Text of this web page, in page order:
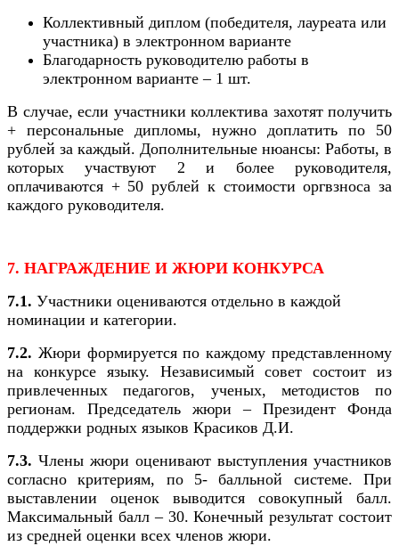
Коллективный диплом (победителя, лауреата или
участника) в электронном варианте
Благодарность руководителю работы в
электронном варианте – 1 шт.
В случае, если участники коллектива захотят получить
+ персональные дипломы, нужно доплатить по 50
рублей за каждый. Дополнительные нюансы: Работы, в
которых участвуют 2 и более руководителя,
оплачиваются + 50 рублей к стоимости оргвзноса за
каждого руководителя.
7. НАГРАЖДЕНИЕ И ЖЮРИ КОНКУРСА
7.1. Участники оцениваются отдельно в каждой
номинации и категории.
7.2. Жюри формируется по каждому представленному
на конкурсе языку. Независимый совет состоит из
привлеченных педагогов, ученых, методистов по
регионам. Председатель жюри – Президент Фонда
поддержки родных языков Красиков Д.И.
7.3. Члены жюри оценивают выступления участников
согласно критериям, по 5- балльной системе. При
выставлении оценок выводится совокупный балл.
Максимальный балл – 30. Конечный результат состоит
из средней оценки всех членов жюри.